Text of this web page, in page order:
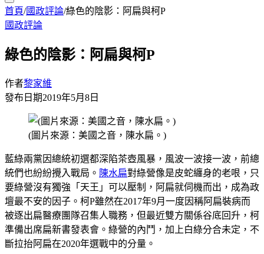
首頁/國政評論/綠色的陰影：阿扁與柯P
國政評論
綠色的陰影：阿扁與柯P
作者黎家維
發布日期2019年5月8日
(圖片來源：美國之音，陳水扁。)
藍綠兩黨因總統初選都深陷茶壺風暴，風波一波接一波，前總
統們也紛紛攪入戰局。 陳水扁對綠營像是皮蛇纏身的老哏，只
要綠營沒有獨強「天王」可以壓制，阿扁就伺機而出，成為政
壇最不安的因子。柯P雖然在2017年9月一度因稱阿扁裝病而
被逐出扁醫療團隊召集人職務，但最近雙方關係谷底回升，柯
準備出席扁新書發表會。綠營的內鬥，加上白綠分合未定，不
斷拉抬阿扁在2020年選戰中的分量。